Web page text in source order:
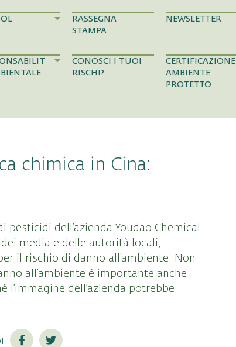
RASSEGNA
STAMPA
NEWSLETTER
CONOSCI I TUOI
RISCHI?
CERTIFICAZIONE
AMBIENTE
PROTETTO
chimica in Cina:
dell’azienda Youdao Chemical.
media e delle autorità locali,
il rischio di danno all’ambiente. Non
all’ambiente è importante anche
dell’azienda potrebbe